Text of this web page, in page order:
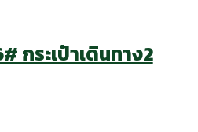
กระเป๋าเดินทาง2